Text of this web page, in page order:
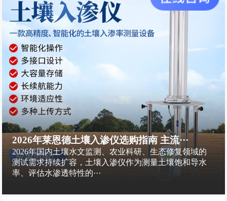
2026年莱恩德土壤入渗仪选购指南 主流···
2026年国内土壤水文监测、农业科研、生态修复领域的
测试需求持续扩容，土壤入渗仪作为测量土壤饱和导水
率、评估水渗透特性的···